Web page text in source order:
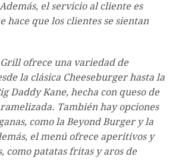
el servicio al cliente es
hace que los clientes se sientan
ofrece una variedad de
la clásica Cheeseburger hasta la
Daddy Kane, hecha con queso de
También hay opciones
como la Beyond Burger y la
el menú ofrece aperitivos y
como patatas fritas y aros de